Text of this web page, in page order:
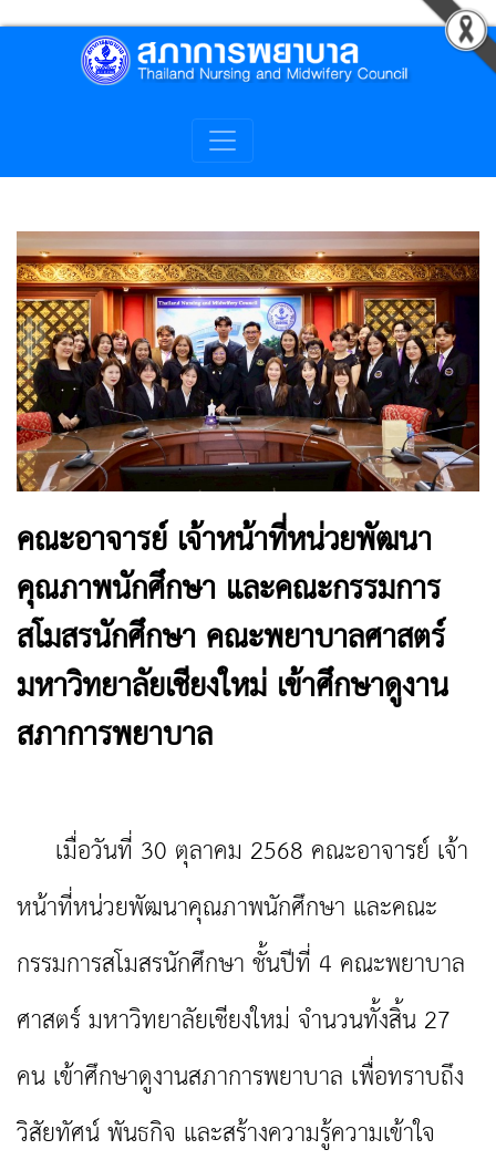
คณะอาจารย์ เจ้าหน้าที่หน่วยพัฒนา
คุณภาพนักศึกษา และคณะกรรมการ
สโมสรนักศึกษา คณะพยาบาลศาสตร์
มหาวิทยาลัยเชียงใหม่ เข้าศึกษาดูงาน
สภาการพยาบาล
เมื่อวันที่ 30 ตุลาคม 2568 คณะอาจารย์ เจ้า
หน้าที่หน่วยพัฒนาคุณภาพนักศึกษา และคณะ
กรรมการสโมสรนักศึกษา ชั้นปีที่ 4 คณะพยาบาล
ศาสตร์ มหาวิทยาลัยเชียงใหม่ จำนวนทั้งสิ้น 27
คน เข้าศึกษาดูงานสภาการพยาบาล เพื่อทราบถึง
วิสัยทัศน์ พันธกิจ และสร้างความรู้ความเข้าใจ